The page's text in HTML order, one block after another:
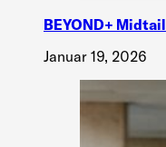
BEYOND+ Midtail
Januar 19, 2026